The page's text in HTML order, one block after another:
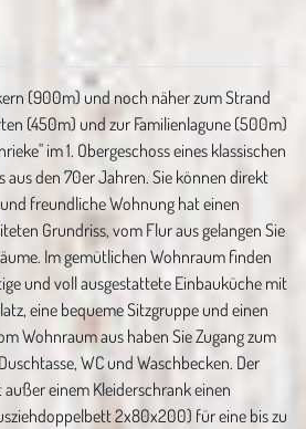
(900m) und noch näher zum Strand
(450m) und zur Familienlagune (500m)
im 1. Obergeschoss eines klassischen
aus den 70er Jahren. Sie können direkt
freundliche Wohnung hat einen
Grundriss, vom Flur aus gelangen Sie
Im gemütlichen Wohnraum finden
und voll ausgestattete Einbauküche mit
eine bequeme Sitzgruppe und einen
Wohnraum aus haben Sie Zugang zum
WC und Waschbecken. Der
einem Kleiderschrank einen
2x80x200) für eine bis zu